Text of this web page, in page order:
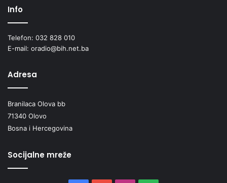
Info
Telefon: 032 828 010
E-mail: oradio@bih.net.ba
Adresa
Branilaca Olova bb
71340 Olovo
Bosna i Hercegovina
Socijalne mreže